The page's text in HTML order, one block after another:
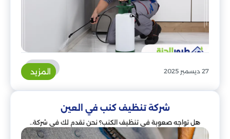
27 ديسمبر 2025 المزيد
شركة تنظيف كنب في العين
هل تواجه صعوبة في تنظيف الكنب؟ نحن نقدم لك في شركة..